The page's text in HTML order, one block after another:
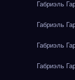
Габриэль
Габриэль
Габриэль
Габриэль